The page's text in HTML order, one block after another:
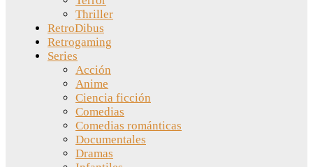
Thriller
RetroDibus
Retrogaming
Series
Acción
Anime
Ciencia ficción
Comedias
Comedias románticas
Documentales
Dramas